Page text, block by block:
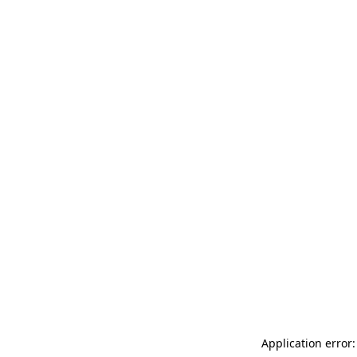
Application